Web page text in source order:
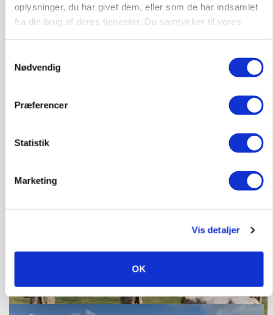
oplysninger, du har givet dem, eller som de har indsamlet
fra din brug af deres tjenester. Du samtykker til vores
Nødvendig
Præferencer
Statistik
Marketing
Vis detaljer
OK
POLITIK
»Nu stopper I«: Landbrugsdebattør og
gødskningslov
Snart kan man søge tilskud til naturprojekter
Annonce
Loading...